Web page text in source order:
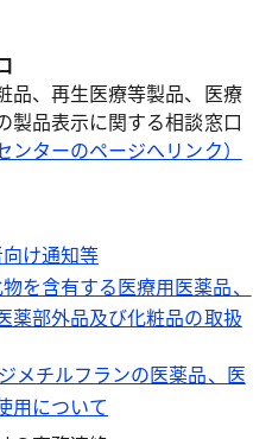
品、再生医療等製品、医療
製品表示に関する相談窓口
ターのページへリンク）
け通知等
を含有する医療用医薬品、
薬部外品及び化粧品の取扱
メチルフランの医薬品、医
用について